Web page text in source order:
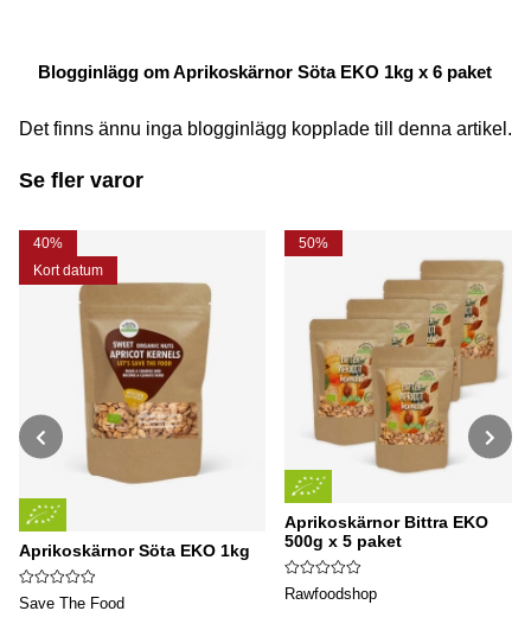
Blogginlägg om Aprikoskärnor Söta EKO 1kg x 6 paket
Det finns ännu inga blogginlägg kopplade till denna artikel.
Se fler varor
40%
Kort datum
Aprikoskärnor Söta EKO 1kg
Save The Food
50%
Aprikoskärnor Bittra EKO
500g x 5 paket
Rawfoodshop